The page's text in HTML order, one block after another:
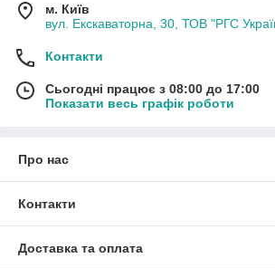
м. Київ
вул. Екскаваторна, 30, ТОВ "РГС
Контакти
Сьогодні працює з 08:00 до 17:00
Показати весь графік роботи
Про нас
Контакти
Доставка та оплата